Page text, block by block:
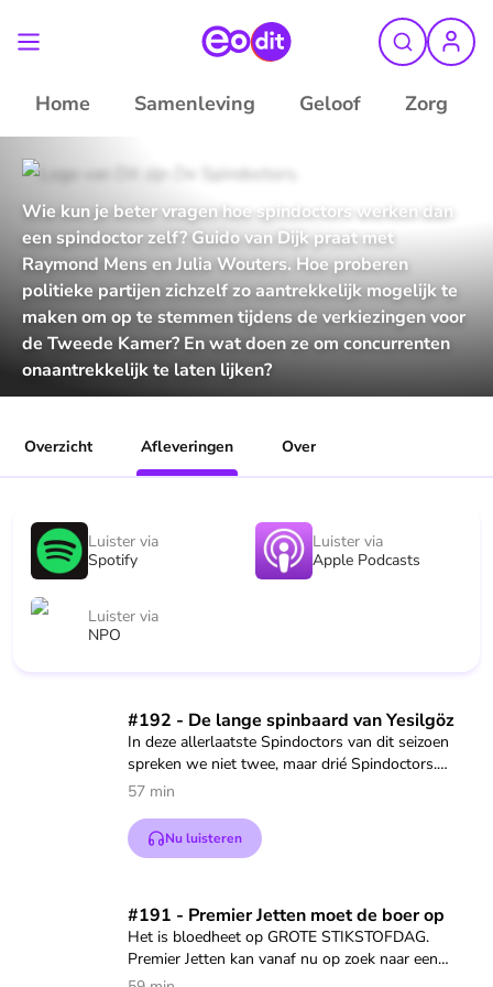
Home Samenleving Geloof Zorg
Wie kun je beter vragen hoe spindoctors werken dan
een spindoctor zelf? Guido van Dijk praat met
Raymond Mens en Julia Wouters. Hoe proberen
politieke partijen zichzelf zo aantrekkelijk mogelijk te
maken om op te stemmen tijdens de verkiezingen voor
de Tweede Kamer? En wat doen ze om concurrenten
onaantrekkelijk te laten lijken?
Overzicht Afleveringen Over
Luister via
Spotify
Luister via
Apple Podcasts
Luister via
NPO
#192 - De lange spinbaard van Yesilgöz
In deze allerlaatste Spindoctors van dit seizoen
spreken we niet twee, maar drié Spindoctors.
Daarin bespreken we de allerbeste spins van het
naar voren: wil het kabinet nou over links? Of
over rechts? Of weten ze het eigenlijk niet?
je dan aan voor de Spindoctors-nieuwsbrief via
eo.nl/spindoctors (https://eo.nl/spindoctors)
57 min
Nu luisteren
Speel "#192 - De lange spinbaard van Yesilgöz" af
#191 - Premier Jetten moet de boer op
Het is bloedheet op GROTE STIKSTOFDAG.
Premier Jetten kan vanaf nu op zoek naar een
meerderheid om zijn stikstofplannen erdoor te
Speel "#191 - Premier Jetten moet de boer op" af